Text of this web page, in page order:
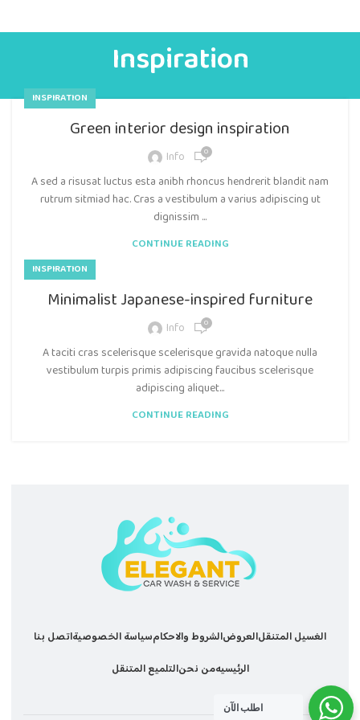
Inspiration
INSPIRATION
Green interior design inspiration
Info 0
A sed a risusat luctus esta anibh rhoncus hendrerit blandit nam
rutrum sitmiad hac. Cras a vestibulum a varius adipiscing ut
dignissim ...
CONTINUE READING
INSPIRATION
Minimalist Japanese-inspired furniture
Info 0
A taciti cras scelerisque scelerisque gravida natoque nulla
vestibulum turpis primis adipiscing faucibus scelerisque
adipiscing aliquet...
CONTINUE READING
اتصل بناسياسة الخصوصيةالشروط والاحكامالعروضالغسيل المتنقل
التلميع المتنقلمن نحنالرئيسيه
اطلب الآن